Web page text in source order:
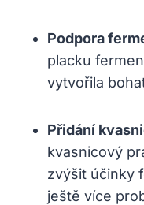
Podpora
placku
vytvořila
Přidání
kvasnicový
zvýšit účinky
ještě více